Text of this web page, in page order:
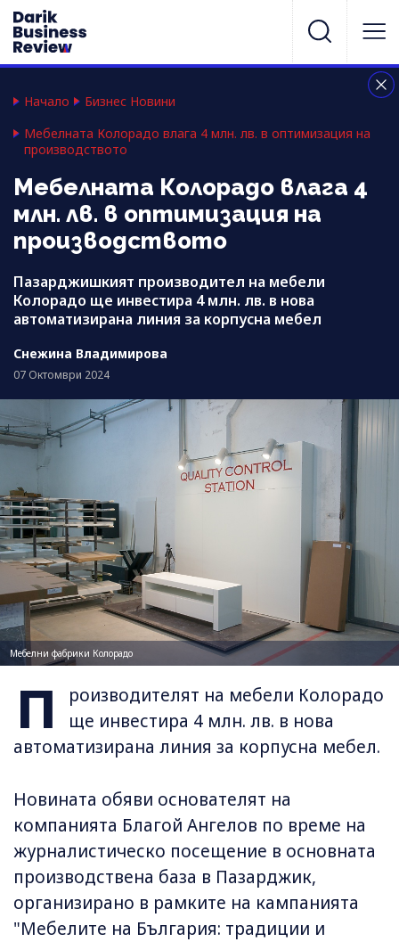
Начало
Бизнес Новини
Мебелната Колорадо влага 4 млн. лв. в оптимизация на
производството
Мебелната Колорадо влага 4
млн. лв. в оптимизация на
производството
Пазарджишкият производител на мебели
Колорадо ще инвестира 4 млн. лв. в нова
автоматизирана линия за корпусна мебел
Снежина Владимирова
07 Октомври 2024
Мебелни фабрики Колорадо
П
роизводителят на мебели Колорадо
ще инвестира 4 млн. лв. в нова
автоматизирана линия за корпусна мебел.
Новината обяви основателят на
компанията Благой Ангелов по време на
журналистическо посещение в основната
производствена база в Пазарджик,
организирано в рамките на кампанията
"Мебелите на България: традиции и